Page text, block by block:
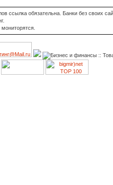
ссылка обязательна. Банки без своих